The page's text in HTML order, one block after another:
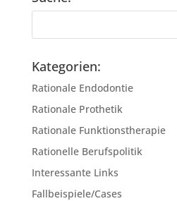
Kategorien:
Rationale Endodontie
Rationale Prothetik
Rationale Funktionstherapie
Rationelle Berufspolitik
Interessante Links
Fallbeispiele/Cases